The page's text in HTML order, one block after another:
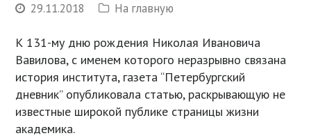
29.11.2018 На главную
К 131-му дню рождения Николая Ивановича
Вавилова, с именем которого неразрывно связана
история института, газета “Петербургский
дневник” опубликовала статью, раскрывающую не
известные широкой публике страницы жизни
академика.